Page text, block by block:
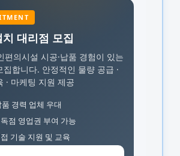
대리점 모집
편의시설 시공·납품 경험이 있는
집합니다. 안정적인 물량 공급 ·
· 마케팅 지원 제공
경력 업체 우대
점 영업권 부여 가능
기술 지원 및 교육